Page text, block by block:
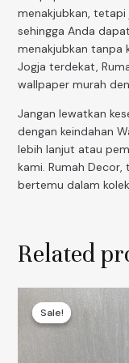
menakjubkan, tetapi
sehingga Anda
menakjubkan tanpa
Jogja terdekat,
wallpaper murah
Jangan lewatkan
dengan keindahan
lebih lanjut atau
kami. Rumah
bertemu dalam
Related
Sale!
Sale!